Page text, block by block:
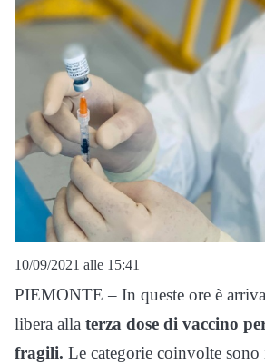
10/09/2021 alle 15:41
PIEMONTE – In queste ore è
libera alla terza dose di vaccino
fragili. Le categorie coinvolte